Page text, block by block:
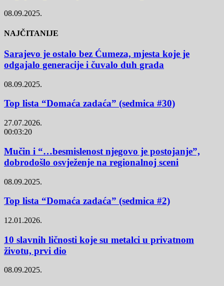
08.09.2025.
NAJČITANIJE
Sarajevo je ostalo bez Ćumeza, mjesta koje je
odgajalo generacije i čuvalo duh grada
08.09.2025.
Top lista “Domaća zadaća” (sedmica #30)
27.07.2026.
00:03:20
Mučin i “…besmislenost njegovo je postojanje”,
dobrodošlo osvježenje na regionalnoj sceni
08.09.2025.
Top lista “Domaća zadaća” (sedmica #2)
12.01.2026.
10 slavnih ličnosti koje su metalci u privatnom
životu, prvi dio
08.09.2025.